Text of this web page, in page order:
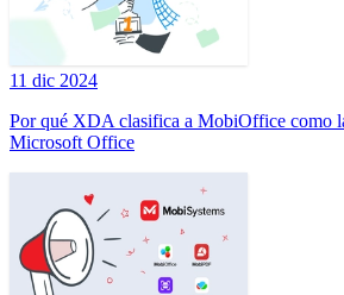
11 dic 2024
Por qué XDA clasifica a MobiOffice como
Microsoft Office